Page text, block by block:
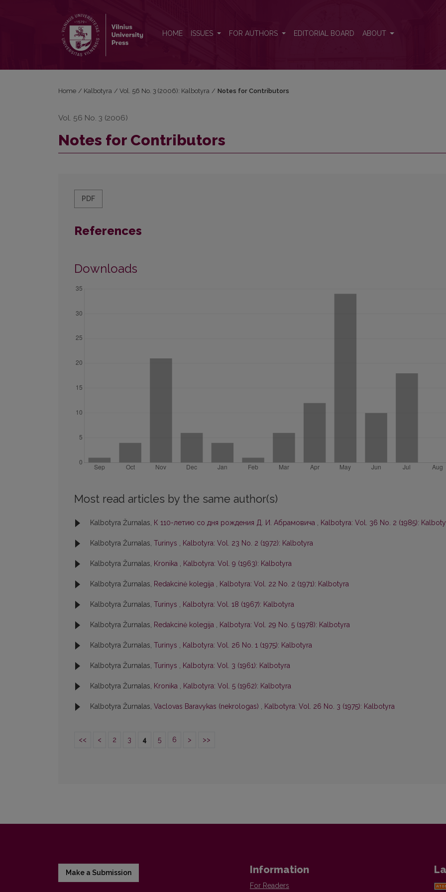
HOME ISSUES FOR AUTHORS EDITORIAL BOARD ABOUT
Home / Kalbotyra / Vol. 56 No. 3 (2006): Kalbotyra / Notes for Contributors
Vol. 56 No. 3 (2006)
Notes for Contributors
PDF
References
Downloads
Most read articles by the same author(s)
Kalbotyra Žurnalas, К 110-летию со дня рождения Д. И. Абрамовича , Kalbotyra: Vol. 36 No. 2 (1985):
Kalbotyra Žurnalas, Turinys , Kalbotyra: Vol. 23 No. 2 (1972): Kalbotyra
Kalbotyra Žurnalas, Kronika , Kalbotyra: Vol. 9 (1963): Kalbotyra
Kalbotyra Žurnalas, Redakcinė kolegija , Kalbotyra: Vol. 22 No. 2 (1971): Kalbotyra
Kalbotyra Žurnalas, Turinys , Kalbotyra: Vol. 18 (1967): Kalbotyra
Kalbotyra Žurnalas, Redakcinė kolegija , Kalbotyra: Vol. 29 No. 5 (1978): Kalbotyra
Kalbotyra Žurnalas, Turinys , Kalbotyra: Vol. 26 No. 1 (1975): Kalbotyra
Kalbotyra Žurnalas, Turinys , Kalbotyra: Vol. 3 (1961): Kalbotyra
Kalbotyra Žurnalas, Kronika , Kalbotyra: Vol. 5 (1962): Kalbotyra
Kalbotyra Žurnalas, Vaclovas Baravykas (nekrologas) , Kalbotyra: Vol. 26 No. 3 (1975): Kalbotyra
<< < 2 3 4 5 6 > >>
Make a Submission Information
For Readers